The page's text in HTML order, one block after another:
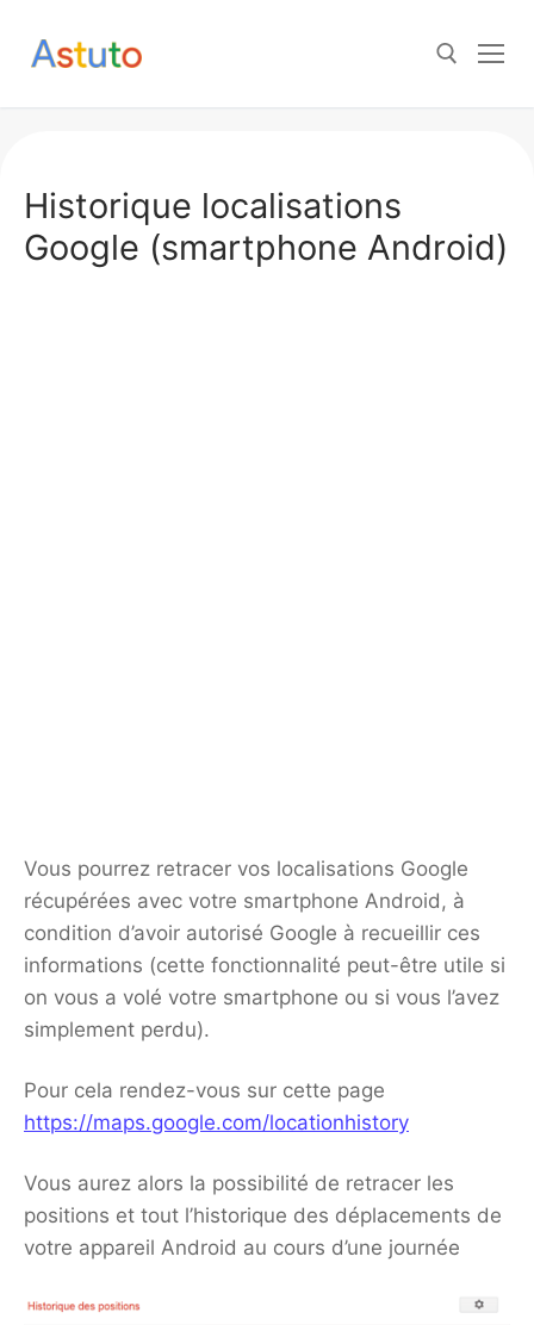
Historique localisations
Google (smartphone Android)
Vous pourrez retracer vos localisations Google
récupérées avec votre smartphone Android, à
condition d’avoir autorisé Google à recueillir ces
informations (cette fonctionnalité peut-être utile si
on vous a volé votre smartphone ou si vous l’avez
simplement perdu).
Pour cela rendez-vous sur cette page
https://maps.google.com/locationhistory
Vous aurez alors la possibilité de retracer les
positions et tout l’historique des déplacements de
votre appareil Android au cours d’une journée